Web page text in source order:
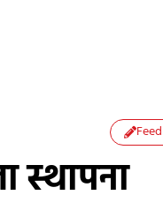
स्थापना